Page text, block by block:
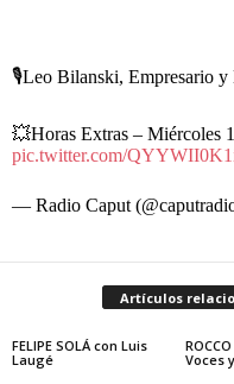
🎙️Leo Bilanski, Empresario
💥Horas Extras – Miércoles
pic.twitter.com/
— Radio Caput
Artículos
FELIPE SOLÁ con Luis
Laugé
Voces